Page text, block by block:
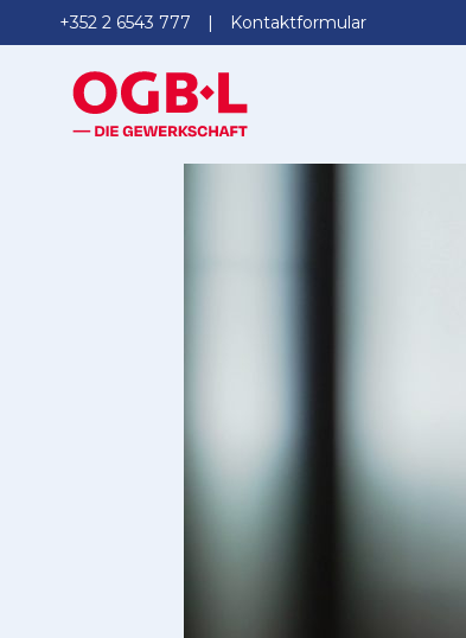
+352 2 6543 777 Kontaktformular